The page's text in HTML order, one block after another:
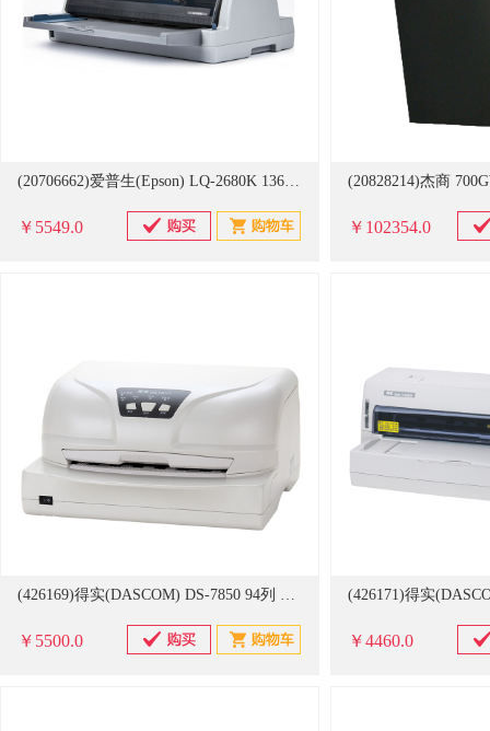
(20706662)爱普生(Epson) LQ-2680K 136列平推式 票据针式打印机(单位：台)
￥5549.0 ￥102354.0
(426169)得实(DASCOM) DS-7850 94列 针式打印机(单位：台)
￥5500.0 ￥4460.0